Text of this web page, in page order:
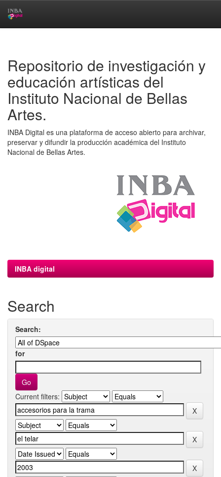
Repositorio de investigación y
educación artísticas del
Instituto Nacional de Bellas
Artes.
INBA Digital es una plataforma de acceso abierto para archivar,
preservar y difundir la producción académica del Instituto
Nacional de Bellas Artes.
INBA digital
Search
Search:
for
Current filters: